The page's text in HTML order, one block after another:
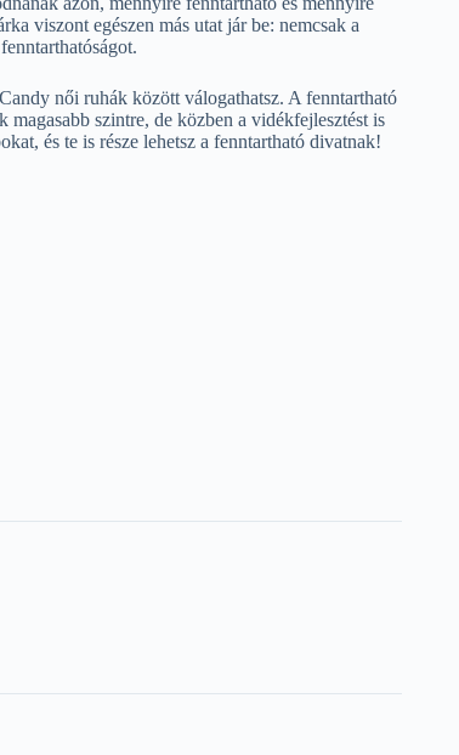
viszont egészen más utat jár be: nemcsak a
női ruhák között válogathatsz. A fenntartható
szintre, de közben a vidékfejlesztést is
és te is része lehetsz a fenntartható divatnak!